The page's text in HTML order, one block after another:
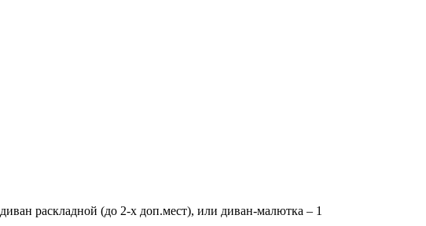
раскладной (до 2-х доп.мест), или диван-малютка – 1